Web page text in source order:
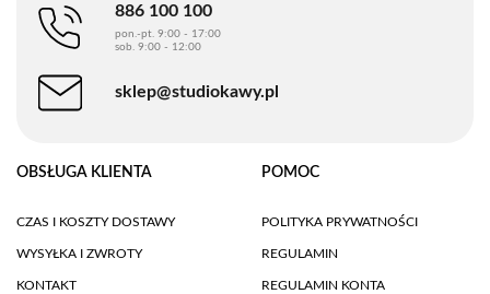
886 100 100
pon.-pt. 9:00 - 17:00
sob. 9:00 - 12:00
sklep@studiokawy.pl
OBSŁUGA KLIENTA
CZAS I KOSZTY DOSTAWY
WYSYŁKA I ZWROTY
KONTAKT
POMOC
POLITYKA PRYWATNOŚCI
REGULAMIN
REGULAMIN KONTA